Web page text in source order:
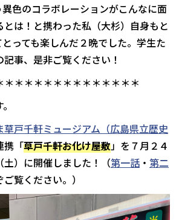
異色のコラボレーションがこんなに面
とは！と携わった私（大杉）自身もと
っても楽しんだ２晩でした。学生た
事、是非ご覧ください！
＊＊＊＊＊＊＊＊＊＊＊＊＊＊
草戸千軒ミュージアム（広島県立歴史
携「草戸千軒お化け屋敷」を７月２４
土）に開催しました！（第一話 ・ 第二
覧ください。）